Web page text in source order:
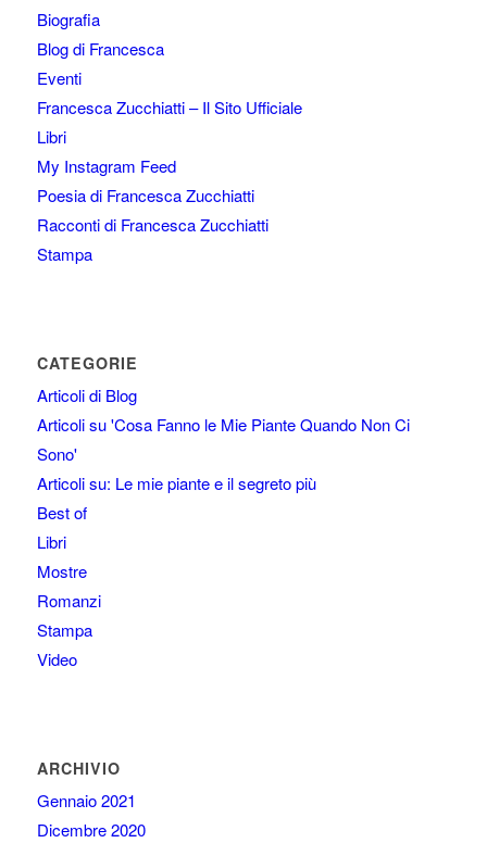
Biografia
Blog di Francesca
Eventi
Francesca Zucchiatti – Il Sito Ufficiale
Libri
My Instagram Feed
Poesia di Francesca Zucchiatti
Racconti di Francesca Zucchiatti
Stampa
CATEGORIE
Articoli di Blog
Articoli su 'Cosa Fanno le Mie Piante Quando Non Ci
Sono'
Articoli su: Le mie piante e il segreto più
Best of
Libri
Mostre
Romanzi
Stampa
Video
ARCHIVIO
Gennaio 2021
Dicembre 2020